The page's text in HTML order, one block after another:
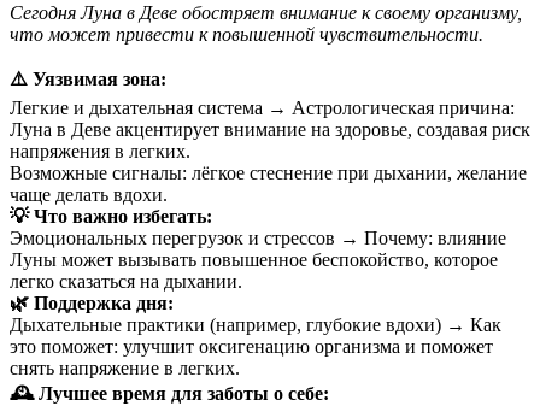
Сегодня Луна в Деве обостряет внимание к своему организму,
что может привести к повышенной чувствительности.
⚠️ Уязвимая зона:
Легкие и дыхательная система → Астрологическая причина:
Луна в Деве акцентирует внимание на здоровье, создавая риск
напряжения в легких.
Возможные сигналы: лёгкое стеснение при дыхании, желание
чаще делать вдохи.
💡 Что важно избегать:
Эмоциональных перегрузок и стрессов → Почему: влияние
Луны может вызывать повышенное беспокойство, которое
легко сказаться на дыхании.
🌿 Поддержка дня:
Дыхательные практики (например, глубокие вдохи) → Как
это поможет: улучшит оксигенацию организма и поможет
снять напряжение в легких.
🕰 Лучшее время для заботы о себе: